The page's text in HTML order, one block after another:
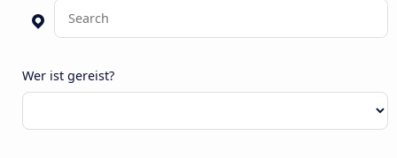
Wer ist gereist?